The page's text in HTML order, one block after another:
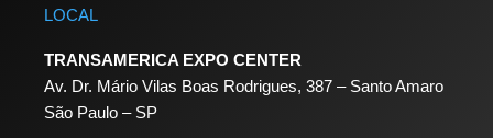
LOCAL
TRANSAMERICA EXPO CENTER
Av. Dr. Mário Vilas Boas Rodrigues, 387 – Santo Amaro
São Paulo – SP